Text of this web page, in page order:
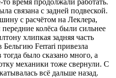
время продолжали работать.
связана с задней подвеской.
с расчётом на Леклера,
колёса были сильнее
хлипкая задняя часть
Ferrari привезла
было сказано много, а
механики тоже свернули. С
всё дальше назад.